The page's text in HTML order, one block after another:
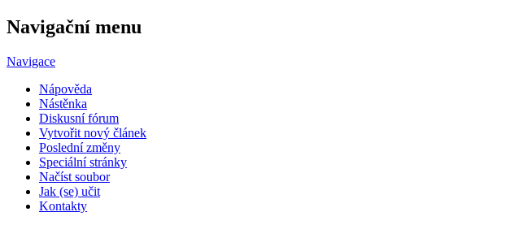
Navigační menu
Navigace
Nápověda
Nástěnka
Diskusní fórum
Vytvořit nový článek
Poslední změny
Speciální stránky
Načíst soubor
Jak (se) učit
Kontakty